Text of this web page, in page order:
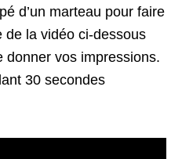
d’un marteau pour faire
de la vidéo ci-dessous
donner vos impressions.
30 secondes